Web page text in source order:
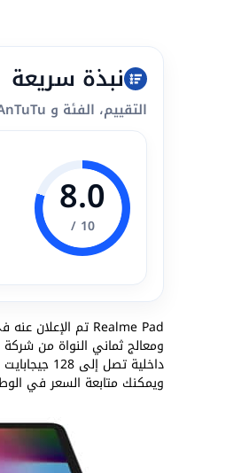
نبذة سريعة
التقييم، الفئة و AnTuTu.
8.0
10 /
Realme Pad تم الإعلان عنه في سبتمبر 2021 إلى جانب
ومعالج ثماني النواة من
داخلية
ويمكنك متابعة السعر في